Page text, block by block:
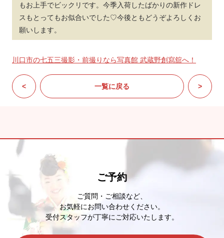
もお上手でビックリです。今季入荷したばかりの新作ドレ
スもとってもお似合いでした♡今後ともどうぞよろしくお
願いします。
川口市の七五三撮影・前撮りなら写真館 武蔵野創寫舘へ！
< 一覧に戻る >
ご予約
ご質問・ご相談など、
お気軽にお問い合わせください。
受付スタッフが丁寧にご対応いたします。